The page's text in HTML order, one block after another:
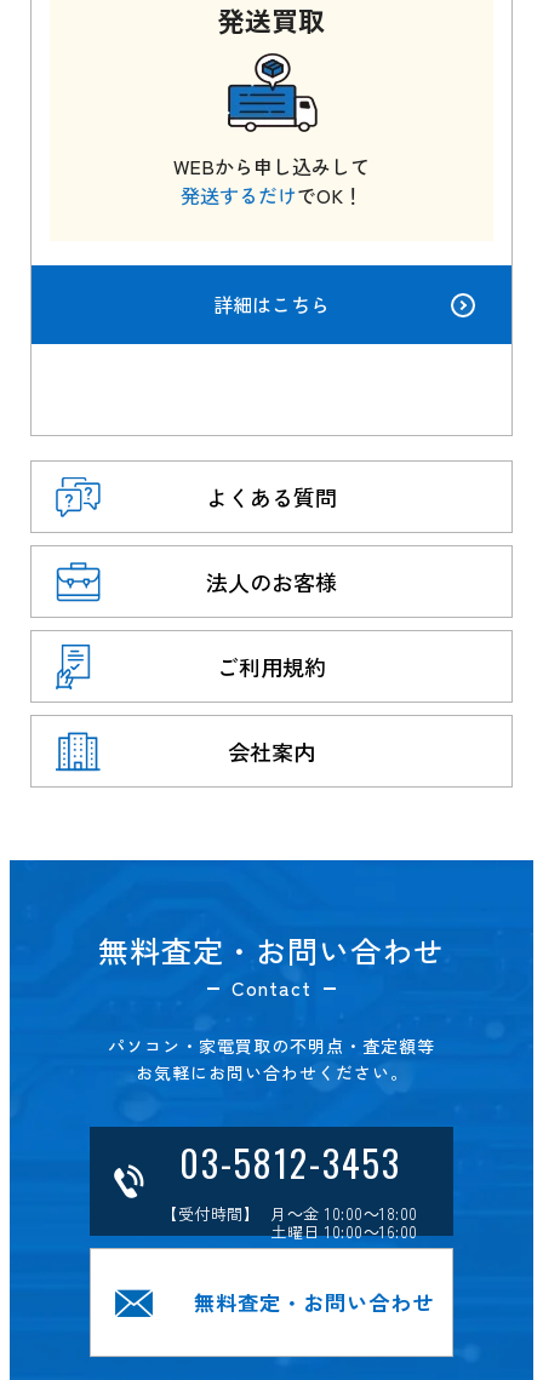
発送買取
WEBから申し込みして
発送するだけでOK！
詳細はこちら
よくある質問
法人のお客様
ご利用規約
会社案内
無料査定・お問い合わせ
Contact
パソコン・家電買取の不明点・査定額等
お気軽にお問い合わせください。
03-5812-3453
【受付時間】 月～金 10:00～18:00
土曜日 10:00～16:00
無料査定・お問い合わせ